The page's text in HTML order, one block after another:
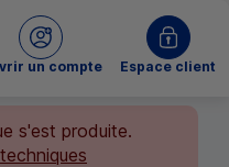
site
un compte
du Crédit MutuelEspace client
s'est produite.